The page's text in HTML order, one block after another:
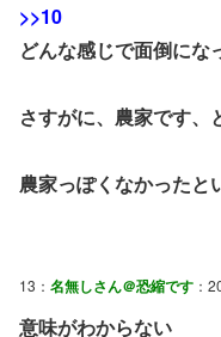
>>10
どんな感じで面倒にな
さすがに、農家です、
農家っぽくなかったと
13： 名無しさん＠恐縮です ：
意味がわからない